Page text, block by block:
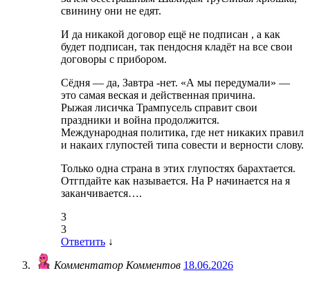
свинину они не едят.
И да никакой договор ещё не подписан , а как
будет подписан, так пендосня кладёт на все свои
договоры с прибором.
Сёдня — да, Завтра -нет. «А мы передумали» —
это самая веская и действенная причина.
Рыжая лисичка Трампусель справит свои
праздники и война продолжится.
Международная политика, где нет никаких правил
и накаих глупостей типа совести и верности слову.
Только одна страна в этих глупостях барахтается.
Отгпдайте как называется. На Р начинается на я
заканчивается….
3
3
Ответить ↓
Комментатор Комментов 18.06.2026